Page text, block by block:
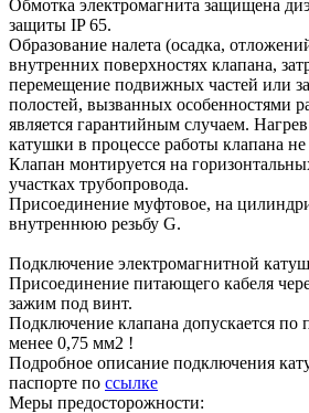
Обмотка электромагнита защищена
защиты IP 65.
Образование налета (осадка,
внутренних поверхностях клапана,
перемещение подвижных частей или
полостей, вызванных особенностями
является гарантийным случаем.
катушки в процессе работы клапана не
Клапан монтируется на
участках трубопровода.
Присоединение муфтовое, на
внутреннюю резьбу G.
Подключение электромагнитной
Присоединение питающего кабеля
зажим под винт.
Подключение клапана допускается по
менее 0,75 мм2 !
Подробное описание подключения
паспорте по ссылке
Меры предосторожности: